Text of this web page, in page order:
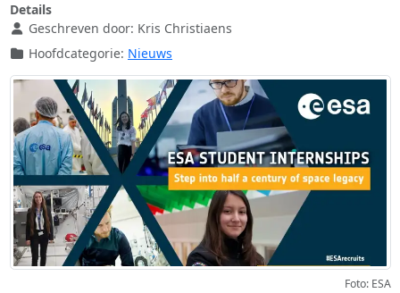
Details
Geschreven door: Kris Christiaens
Hoofdcategorie: Nieuws
Foto: ESA